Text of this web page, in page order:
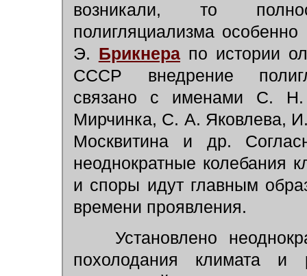
возникали, то
полигляциализма
Э. Брикнерапо истории
СССР внедрение
связано с именами С.
Мирчинка, С. А. Яковлева,
Москвитина и др.
неоднократные колебания
и споры идут главным
времени проявления.
Установлено
похолодания климата и